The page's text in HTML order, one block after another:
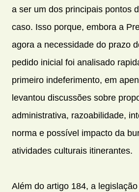
a ser um dos principais pontos
caso. Isso porque, embora a
agora a necessidade do prazo
pedido inicial foi analisado
primeiro indeferimento, em
levantou discussões sobre
administrativa, razoabilidade,
norma e possível impacto da
atividades culturais itinerantes.
Além do artigo 184, a legislação